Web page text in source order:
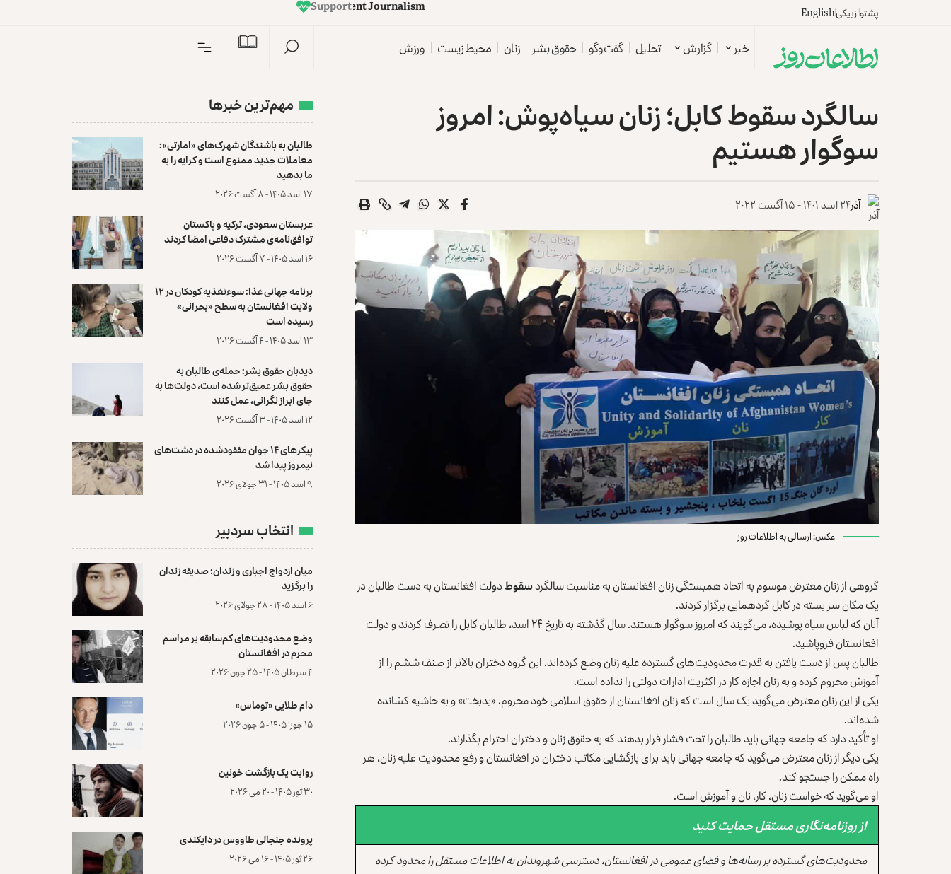
پشتوازبیکیEnglish
m
s
i
l
a
n
r
u
o
J
t
n
e
d
n
e
p
e
d
n
ISupport
خبر گزارش تحلیل گفت‌وگو حقوق بشر زنان محیط زیست ورزش
سالگرد سقوط کابل؛ زنان سیاه‌پوش: امروز
سوگوار هستیم
آذر۲۴ اسد ۱۴۰۱ - ۱۵ آگست ۲۰۲۲
عکس: ارسالی به اطلاعات روز
گروهی از زنان معترض موسوم به اتحاد همبستگی زنان افغانستان به مناسبت سالگردسقوطدولت افغانستان به دست طالبان در
یک مکان سر بسته در کابل گردهمایی برگزار کردند.
آنان که لباس سیاه پوشیده، می‌گویند که امروز سوگوار هستند. سال گذشته به تاریخ ۲۴ اسد، طالبان کابل را تصرف کردند و دولت
افغانستان فروپاشید.
طالبان پس از دست یافتن به قدرت محدودیت‌های گسترده علیه زنان وضع کرده‌اند. این گروه دختران بالاتر از صنف ششم را از
آموزش محروم کرده و به زنان اجازه کار در اکثریت ادارات دولتی را نداده است.
یکی از این زنان معترض می‌گوید یک سال است که زنان افغانستان از حقوق اسلامی خود محروم، «بدبخت» و به حاشیه کشانده
شده‌اند.
او تأکید دارد که جامعه جهانی باید طالبان را تحت فشار قرار بدهند که به حقوق زنان و دختران احترام بگذارند.
یکی دیگر از زنان معترض می‌گوید که جامعه جهانی باید برای بازگشایی مکاتب دختران در افغانستان و رفع محدودیت علیه زنان، هر
راه ممکن را جستجو کند.
او می‌گوید که خواست زنان، کار، نان و آموزش است.
از روزنامه‌نگاری مستقل حمایت کنید
محدودیت‌های گسترده بر رسانه‌ها و فضای عمومی در افغانستان، دسترسی شهروندان به اطلاعات مستقل را محدود کرده
مهم‌ترین خبرها
طالبان به باشندگان شهرک‌های «امارتی»:
معاملات جدید ممنوع است و کرایه را به
ما بدهید
۱۷ اسد ۱۴۰۵ - ۸ آگست ۲۰۲۶
عربستان سعودی، ترکیه و پاکستان
توافق‌نامه‌ی مشترک دفاعی امضا کردند
۱۶ اسد ۱۴۰۵ - ۷ آگست ۲۰۲۶
برنامه جهانی غذا: سوءتغذیه کودکان در ۱۲
ولایت افغانستان به سطح «بحرانی»
رسیده است
۱۳ اسد ۱۴۰۵ - ۴ آگست ۲۰۲۶
دیدبان حقوق بشر: حمله‌ی طالبان به
حقوق بشر عمیق‌تر شده است، دولت‌ها به
جای ابراز نگرانی، عمل کنند
۱۲ اسد ۱۴۰۵ - ۳ آگست ۲۰۲۶
پیکرهای ۱۴ جوان مفقودشده در دشت‌های
نیمروز پیدا شد
۹ اسد ۱۴۰۵ - ۳۱ جولای ۲۰۲۶
انتخاب سردبیر
میان ازدواج اجباری و زندان؛ صدیقه زندان
را برگزید
۶ اسد ۱۴۰۵ - ۲۸ جولای ۲۰۲۶
وضع محدودیت‌های کم‌سابقه بر مراسم
محرم در افغانستان
۴ سرطان ۱۴۰۵ - ۲۵ جون ۲۰۲۶
دام طلایی «توماس»
۱۵ جوزا ۱۴۰۵ - ۵ جون ۲۰۲۶
روایت یک بازگشت خونین
۳۰ ثور ۱۴۰۵ - ۲۰ می ۲۰۲۶
پرونده‌ جنجالی طاووس در دایکندی
۲۶ ثور ۱۴۰۵ - ۱۶ می ۲۰۲۶